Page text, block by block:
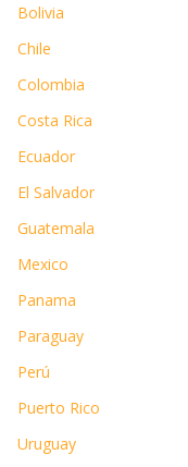
Bolivia
Chile
Colombia
Costa Rica
Ecuador
El Salvador
Guatemala
Mexico
Panama
Paraguay
Perú
Puerto Rico
Uruguay